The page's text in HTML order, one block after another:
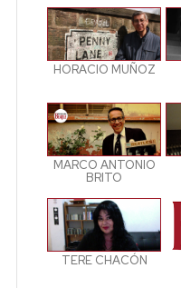
HORACIO MUÑOZ
MARCO ANTONIO
BRITO
TERE CHACÓN